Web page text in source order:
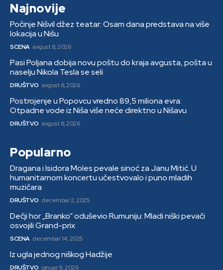
Najnovije
Počinje Nišvil džez teatar: Osam dana predstava na više
lokacija u Nišu
SCENA avgust 8, 2026
Pasi Poljana dobija novu poštu do kraja avgusta, pošta u
naselju Nikola Tesla se seli
DRUŠTVO avgust 8, 2026
Postrojenje u Popovcu vredno 89,5 miliona evra:
Otpadne vode iz Niša više neće direktno u Nišavu
DRUŠTVO avgust 8, 2026
Popularno
Dragana i Isidora Moles pevale sinoć za Janu Mitić. U
humanitarnom koncertu učestvovalo i puno mladih
muzičara
DRUŠTVO decembar 2, 2025
Dečji hor „Branko“ oduševio Rumuniju: Mladi niški pevači
osvojili Grand-prix
SCENA decembar 14, 2025
Iz ugla jednog niškog Hadžije
DRUŠTVO januar 9, 2026